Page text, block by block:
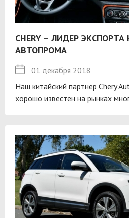
CHERY – ЛИДЕР
АВТОПРОМА
01 декабря 2018
Наш китайский партнер Chery
хорошо известен на рынках